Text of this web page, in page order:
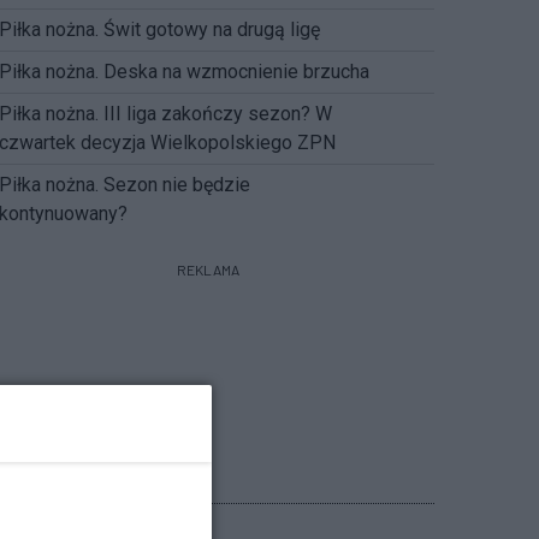
Piłka nożna. Świt gotowy na drugą ligę
Piłka nożna. Deska na wzmocnienie brzucha
Piłka nożna. III liga zakończy sezon? W
czwartek decyzja Wielkopolskiego ZPN
Piłka nożna. Sezon nie będzie
kontynuowany?
REKLAMA